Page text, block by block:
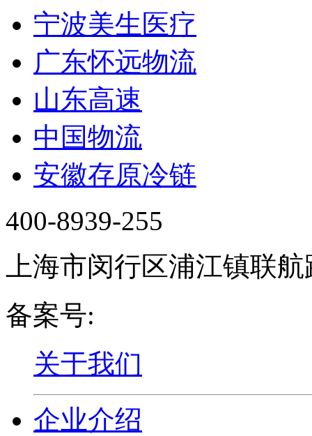
宁波美生医疗
广东怀远物流
山东高速
中国物流
安徽存原冷链
400-8939-255
上海市闵行区浦江镇联
备案号:
关于我们
企业介绍